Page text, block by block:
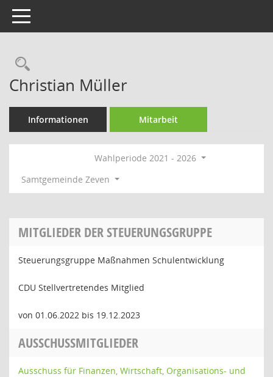
Toggle navigation
Rechercheauswahl
Christian Müller
Informationen Mitarbeit
Wahlperiode 2021 - 2026
Samtgemeinde Zeven
MITGLIEDER DER STEUERUNGSGRUPPE
Steuerungsgruppe Maßnahmen Schulentwicklung
CDU Stellvertretendes Mitglied
von 01.06.2022 bis 19.12.2023
AUSSCHUSSMITGLIEDER
Ausschuss für Finanzen, Wirtschaft, Organisations- und